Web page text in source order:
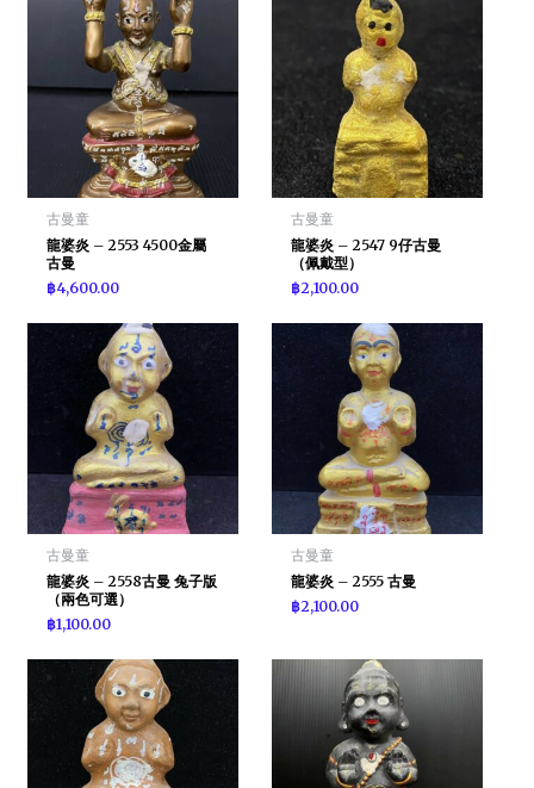
古曼童
龍婆炎 – 2553 4500金屬
古曼
฿4,600.00
古曼童
龍婆炎 – 2547 9仔古曼
（佩戴型）
฿2,100.00
古曼童
龍婆炎 – 2558古曼 兔子版
（兩色可選）
฿1,100.00
古曼童
龍婆炎 – 2555 古曼
฿2,100.00